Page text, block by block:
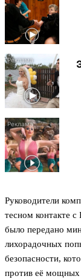
Руководители
тесном контакте
было передано
лихорадочных
безопасности,
против её